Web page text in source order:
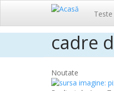
conținutul
Navigare
Teste
cadre
Noutate